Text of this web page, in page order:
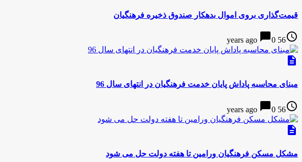
قیمت‌گذاری بروی اموال بدهکار صندوق ذخیره فرهنگیان
access_time
56 years ago
chat_bubble0
description
مبنای محاسبه پاداش پایان خدمت فرهنگیان در انتهای سال 96
access_time
56 years ago
chat_bubble0
description
مشکل مسکن فرهنگیان ورامین تا هفته دولت حل می شود